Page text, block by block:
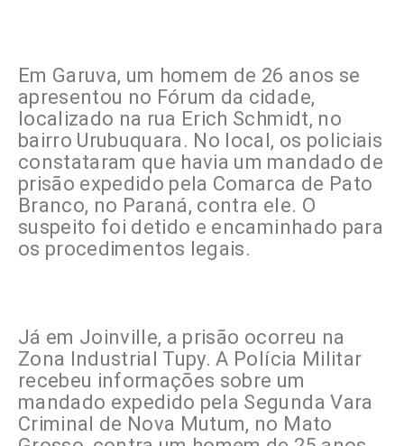
Em Garuva, um homem de 26 anos se
apresentou no Fórum da cidade,
localizado na rua Erich Schmidt, no
bairro Urubuquara. No local, os policiais
constataram que havia um mandado de
prisão expedido pela Comarca de Pato
Branco, no Paraná, contra ele. O
suspeito foi detido e encaminhado para
os procedimentos legais.
Já em Joinville, a prisão ocorreu na
Zona Industrial Tupy. A Polícia Militar
recebeu informações sobre um
mandado expedido pela Segunda Vara
Criminal de Nova Mutum, no Mato